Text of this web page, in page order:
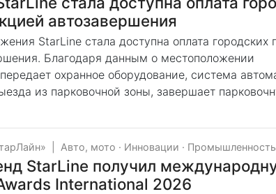
автозавершения
StarLine стала доступна оплата городских
Благодаря данным о местоположении
охранное оборудование, система
из парковочной зоны, завершает
Авто, мото · Инновации · Промышленность
StarLine получил
International 2026